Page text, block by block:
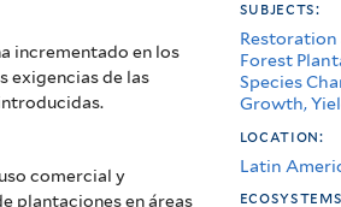
incrementado en los
exigencias de las
comercial y
plantaciones en áreas
subjects:
Forest
Species
Growth,
location:
Latin